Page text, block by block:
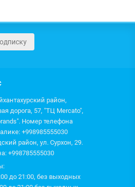
район,
дорога, 57, "ТЦ Mercato",
Номер телефона
+998985555030
район, ул. Сурхон, 29.
+998785555030
до 21:00, без выходных